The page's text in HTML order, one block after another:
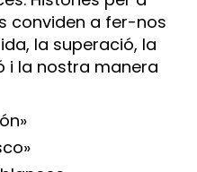
conviden a fer-nos
la superació, la
i la nostra manera